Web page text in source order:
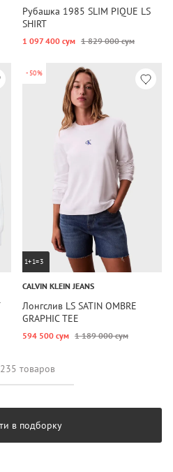
Рубашка 1985 SLIM PIQUE LS
SHIRT
1 097 400 сум 1 829 000 сум
-50%
1+1=3
CALVIN KLEIN JEANS
Лонгслив LS SATIN OMBRE
GRAPHIC TEE
594 500 сум 1 189 000 сум
товаров
в подборку